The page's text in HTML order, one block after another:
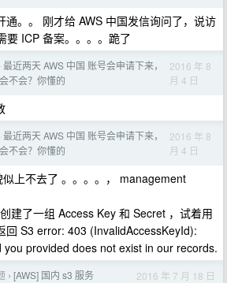
通。。 刚才给 AWS 中国发信询问了，说访
要 ICP 备案。。。。跪了
最近两天 AWS 中国 账号会申请下来，
不会？你懂的
2016 年 8
月 4 日
最近两天 AWS 中国 账号会申请下来，
不会？你懂的
2016 年 8
月 4 日
上不去了 。。。。， management
建了一组 Access Key 和 Secret ，试着用
回 S3 error: 403 (InvalidAccessKeyId):
you provided does not exist in our records.
› [AWS] 国内 s3 服务 2016 年 7 月 18 日